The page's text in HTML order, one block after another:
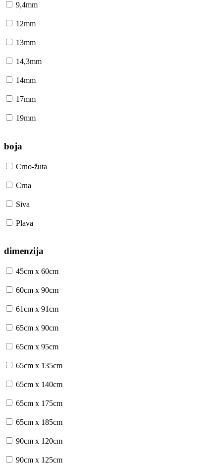
9,4mm
12mm
13mm
14,3mm
14mm
17mm
19mm
boja
Crno-žuta
Crna
Siva
Plava
dimenzija
45cm x 60cm
60cm x 90cm
61cm x 91cm
65cm x 90cm
65cm x 95cm
65cm x 135cm
65cm x 140cm
65cm x 175cm
65cm x 185cm
90cm x 120cm
90cm x 125cm